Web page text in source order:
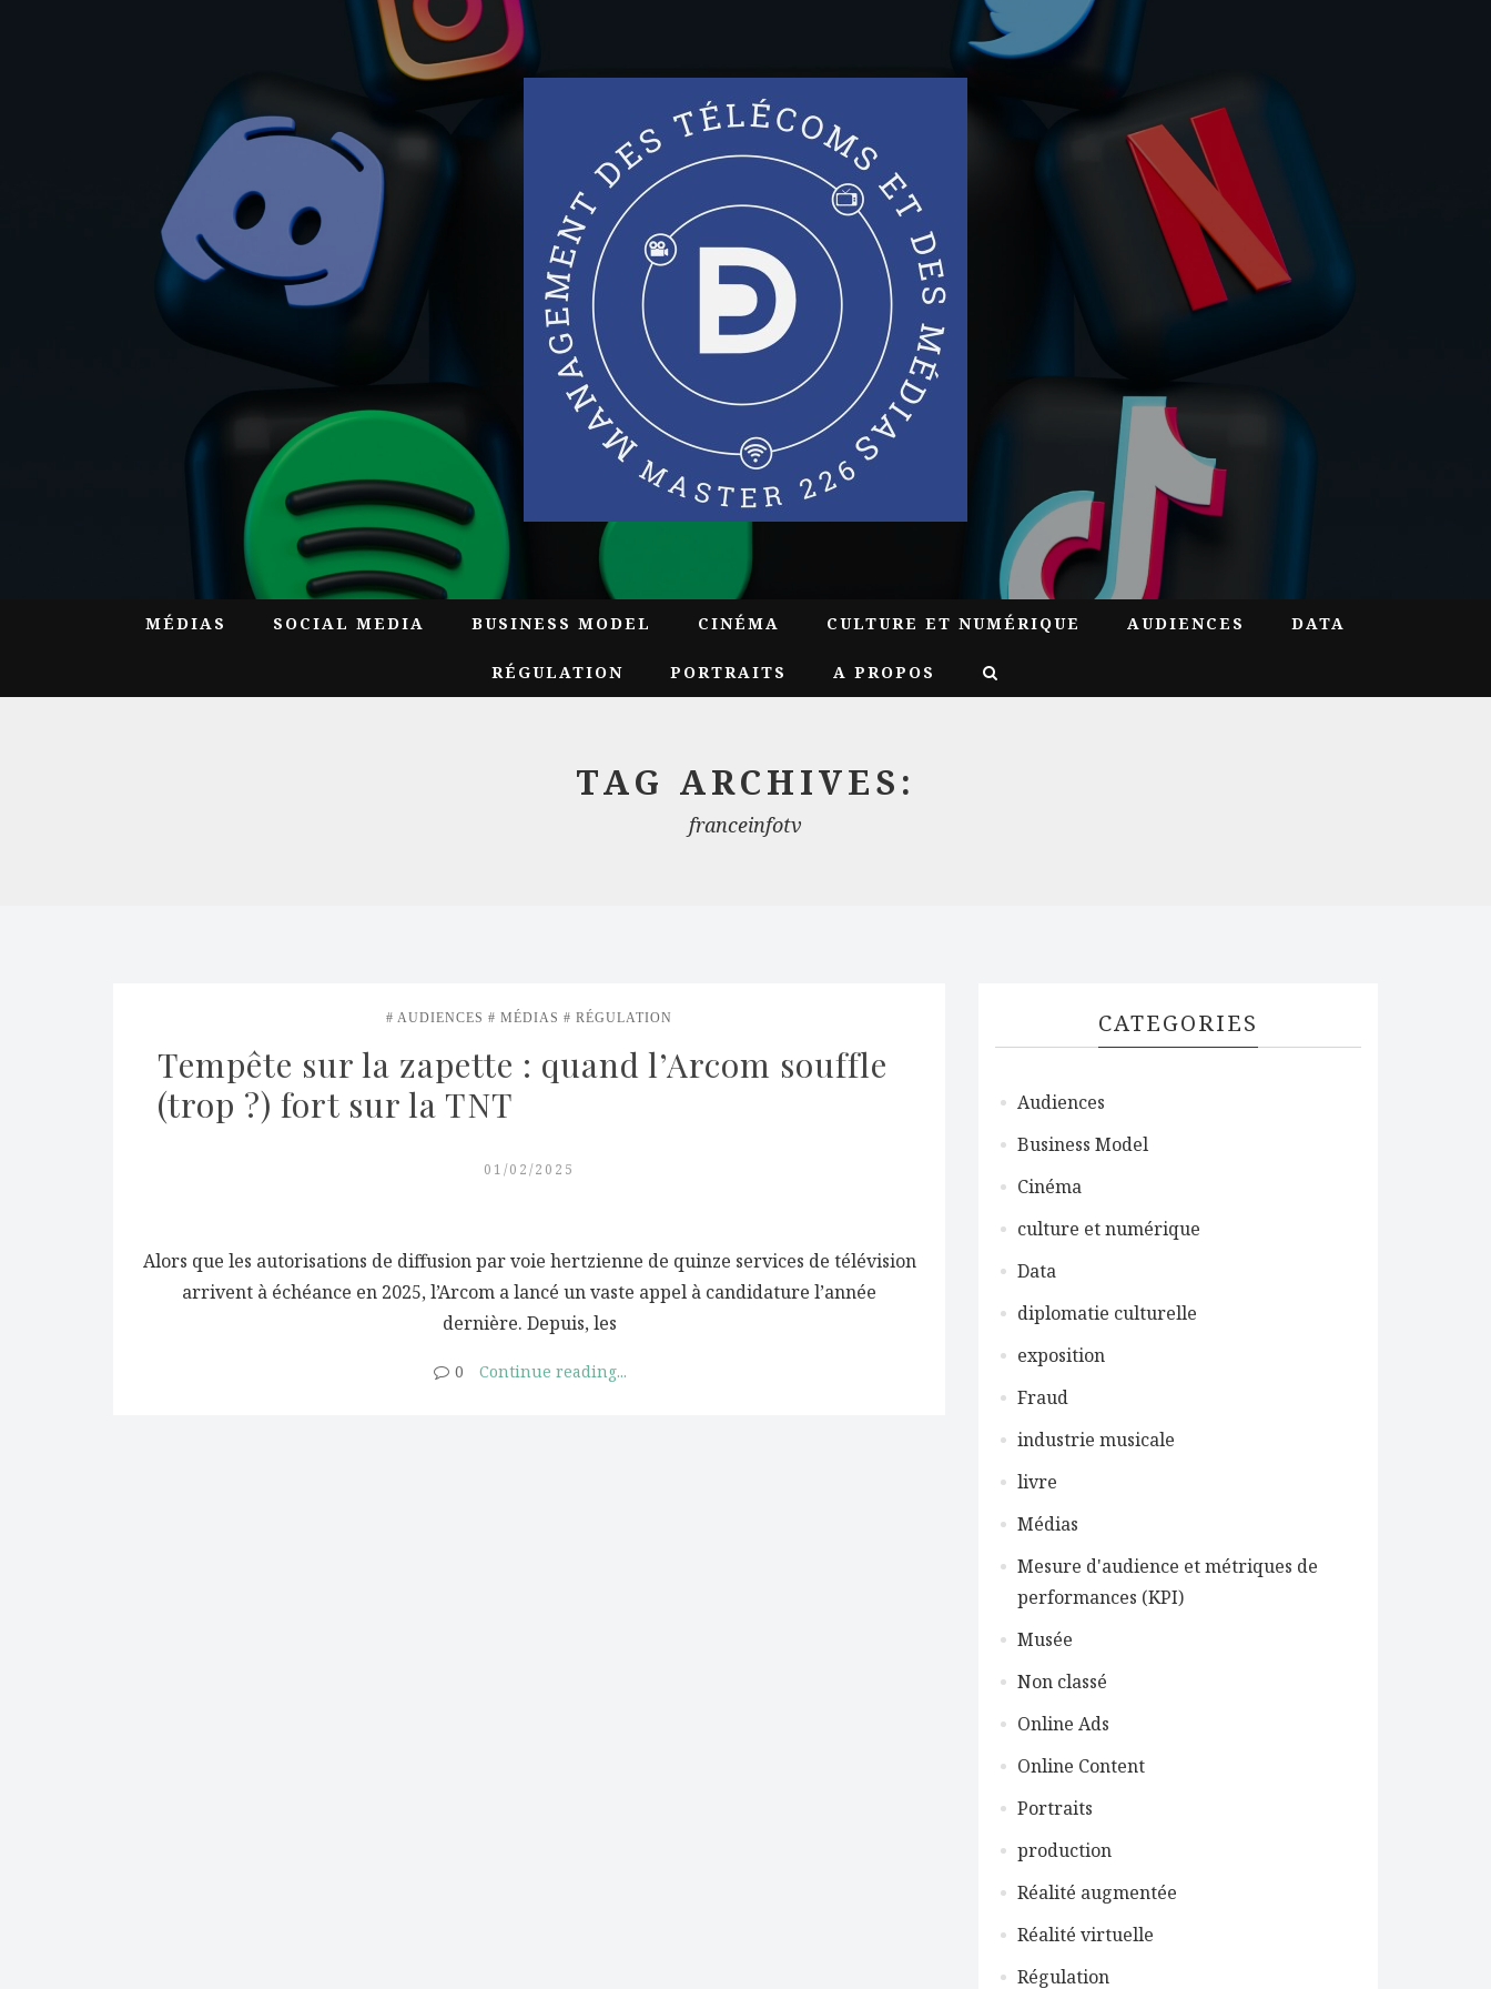
MÉDIAS SOCIAL MEDIA BUSINESS MODEL CINÉMA CULTURE ET NUMÉRIQUE AUDIENCES DATA
RÉGULATION PORTRAITS A PROPOS
TAG ARCHIVES:
franceinfotv
AUDIENCES MÉDIAS RÉGULATION
Tempête sur la zapette : quand l’Arcom souffle
(trop ?) fort sur la TNT
01/02/2025
Alors que les autorisations de diffusion par voie hertzienne de quinze services de télévision
arrivent à échéance en 2025, l’Arcom a lancé un vaste appel à candidature l’année
dernière. Depuis, les
0 Continue reading...
CATEGORIES
Audiences
Business Model
Cinéma
culture et numérique
Data
diplomatie culturelle
exposition
Fraud
industrie musicale
livre
Médias
Mesure d'audience et métriques de
performances (KPI)
Musée
Non classé
Online Ads
Online Content
Portraits
production
Réalité augmentée
Réalité virtuelle
Régulation